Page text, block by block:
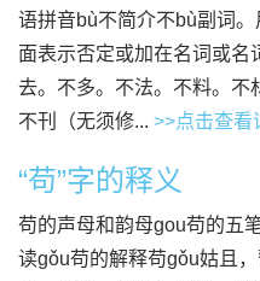
语拼音bù不简介不bù副词
面表示否定或加在名词或名
去。不多。不法。不料。不
不刊（无须修... >>点击查看
“苟”字的释义
苟的声母和韵母gou苟的五
读gǒu苟的解释苟gǒu姑且